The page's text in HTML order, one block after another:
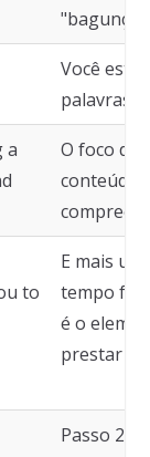
Você está
palavras.
a
O foco
conteúdo
to
E mais
tempo
é o
prestar
Passo 2: